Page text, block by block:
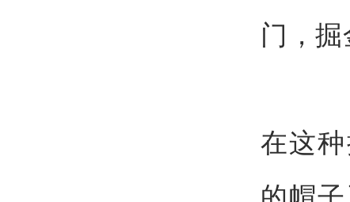
门，
在这